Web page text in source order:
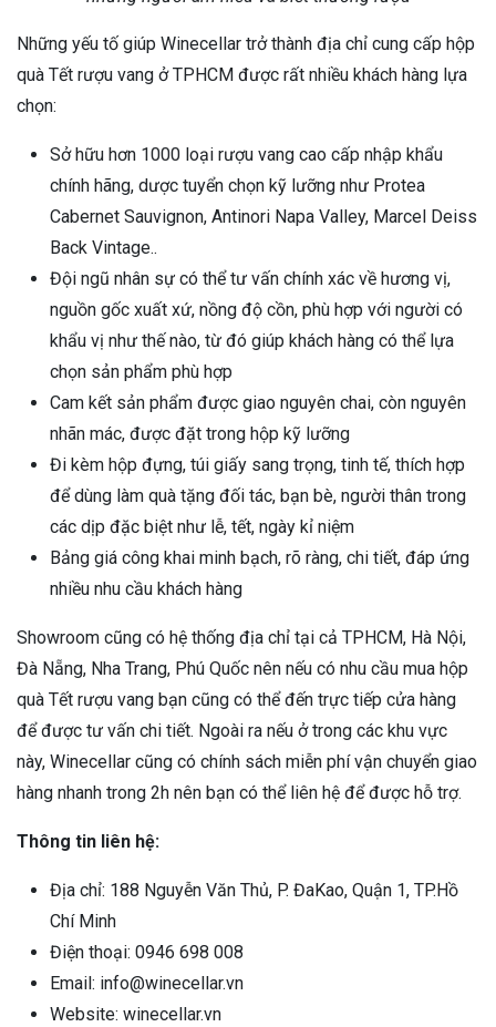
Những yếu tố giúp Winecellar trở thành địa chỉ cung cấp hộp
quà Tết rượu vang ở TPHCM được rất nhiều khách hàng lựa
chọn:
Sở hữu hơn 1000 loại rượu vang cao cấp nhập khẩu
chính hãng, dược tuyển chọn kỹ lưỡng như Protea
Cabernet Sauvignon, Antinori Napa Valley, Marcel Deiss
Back Vintage..
Đội ngũ nhân sự có thể tư vấn chính xác về hương vị,
nguồn gốc xuất xứ, nồng độ cồn, phù hợp với người có
khẩu vị như thế nào, từ đó giúp khách hàng có thể lựa
chọn sản phẩm phù hợp
Cam kết sản phẩm được giao nguyên chai, còn nguyên
nhãn mác, được đặt trong hộp kỹ lưỡng
Đi kèm hộp đựng, túi giấy sang trọng, tinh tế, thích hợp
để dùng làm quà tặng đối tác, bạn bè, người thân trong
các dịp đặc biệt như lễ, tết, ngày kỉ niệm
Bảng giá công khai minh bạch, rõ ràng, chi tiết, đáp ứng
nhiều nhu cầu khách hàng
Showroom cũng có hệ thống địa chỉ tại cả TPHCM, Hà Nội,
Đà Nẵng, Nha Trang, Phú Quốc nên nếu có nhu cầu mua hộp
quà Tết rượu vang bạn cũng có thể đến trực tiếp cửa hàng
để được tư vấn chi tiết. Ngoài ra nếu ở trong các khu vực
này, Winecellar cũng có chính sách miễn phí vận chuyển giao
hàng nhanh trong 2h nên bạn có thể liên hệ để được hỗ trợ.
Thông tin liên hệ:
Địa chỉ: 188 Nguyễn Văn Thủ, P. ĐaKao, Quận 1, TP.Hồ
Chí Minh
Điện thoại: 0946 698 008
Email: info@winecellar.vn
Website: winecellar.vn